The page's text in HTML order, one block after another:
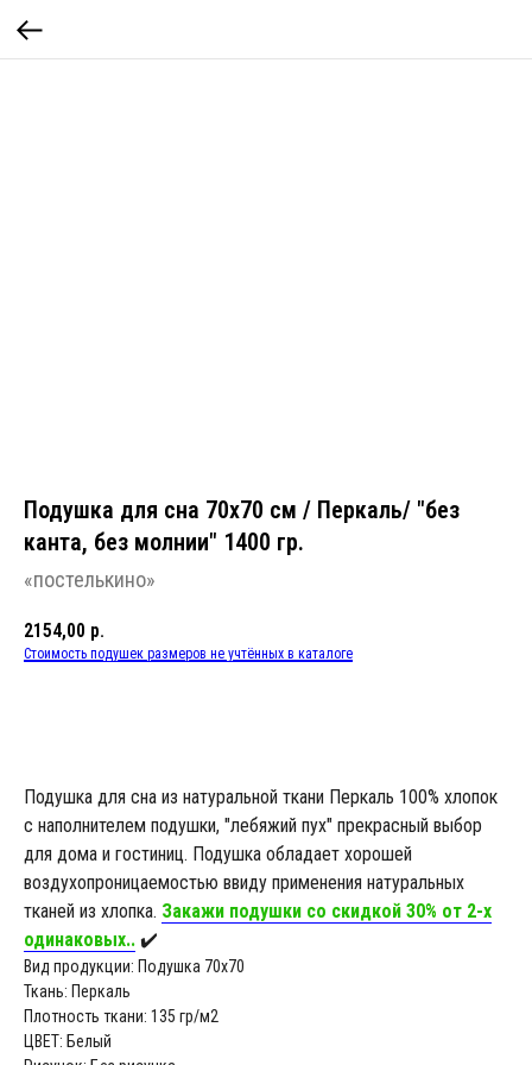
Подушка для сна 70х70 см / Перкаль/ "без
канта, без молнии" 1400 гр.
«постелькино»
2154,00 р.
Стоимость подушек размеров не учтённых в каталоге
Подушка для сна из натуральной ткани Перкаль 100% хлопок
с наполнителем подушки, "лебяжий пух" прекрасный выбор
для дома и гостиниц. Подушка обладает хорошей
воздухопроницаемостью ввиду применения натуральных
тканей из хлопка. Закажи подушки со скидкой 30% от 2-х
одинаковых.. ✔️
Вид продукции: Подушка 70х70
Ткань: Перкаль
Плотность ткани: 135 гр/м2
ЦВЕТ: Белый